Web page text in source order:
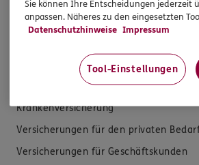
Produkte
Zahnversicherungen
Kfz-Versicherung
Krankenversicherung
Versicherungen für den privaten
Versicherungen für Geschäftskunden
Sie können Ihre Entscheidungen jederzeit
anpassen. Näheres zu den eingesetzten
Datenschutzhinweise Impressum
Tool-Einstellungen